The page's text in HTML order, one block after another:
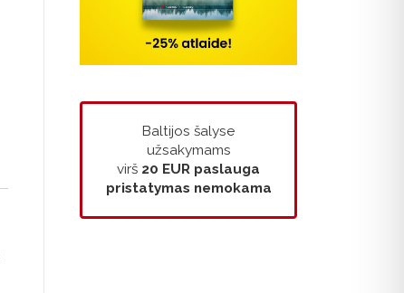
Baltijos šalyse
užsakymams
virš 20 EUR paslauga
pristatymas nemokama